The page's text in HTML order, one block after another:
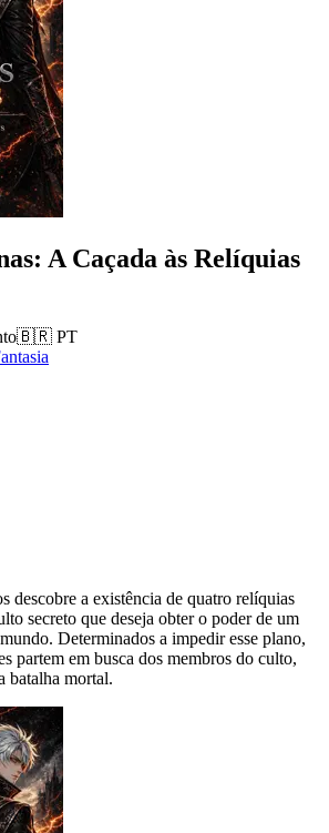
A Caçada às Relíquias
🇧🇷 PT
descobre a existência de quatro relíquias
secreto que deseja obter o poder de um
Determinados a impedir esse plano,
partem em busca dos membros do culto,
batalha mortal.